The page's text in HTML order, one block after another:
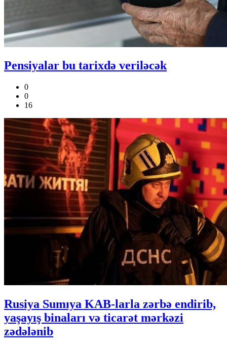
Pensiyalar bu tarixdə veriləcək
0
0
16
Rusiya Sumıya KAB-larla zərbə endirib,
yaşayış binaları və ticarət mərkəzi
zədələnib